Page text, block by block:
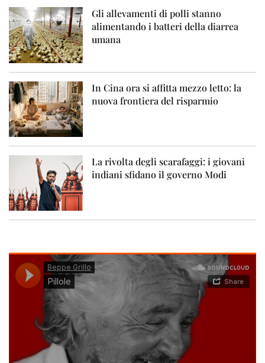
Gli allevamenti di polli stanno
alimentando i batteri della diarrea
umana
In Cina ora si affitta mezzo letto: la
nuova frontiera del risparmio
La rivolta degli scarafaggi: i giovani
indiani sfidano il governo Modi